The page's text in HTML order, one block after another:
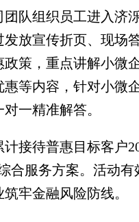
组织员工进入济
放宣传折页、现场
策，重点讲解小微
惠等内容，针对小微
一精准解答。
待普惠目标客户
合服务方案。活动
牢金融风险防线。